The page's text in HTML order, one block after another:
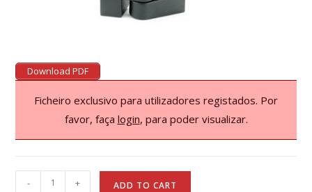
Download PDF
Ficheiro exclusivo para utilizadores registados. Por
favor, faça login, para poder visualizar.
- + ADD TO CART